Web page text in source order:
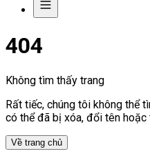
404
Không tìm thấy trang
Rất tiếc, chúng tôi không thể
có thể đã bị xóa, đổi tên
Về trang chủ